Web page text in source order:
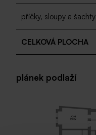
příčky, sloupy a šachty
CELKOVÁ PLOCHA
plánek podlaží